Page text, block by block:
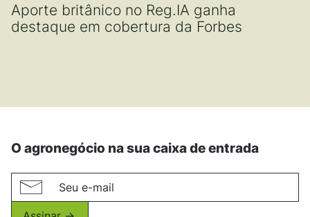
Aporte britânico no Reg.IA ganha
destaque em cobertura da Forbes
O agronegócio na sua caixa de entrada